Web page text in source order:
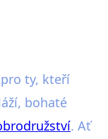
ty, kteří
bohaté
. Ať